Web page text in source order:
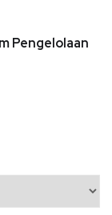
Pengelolaan